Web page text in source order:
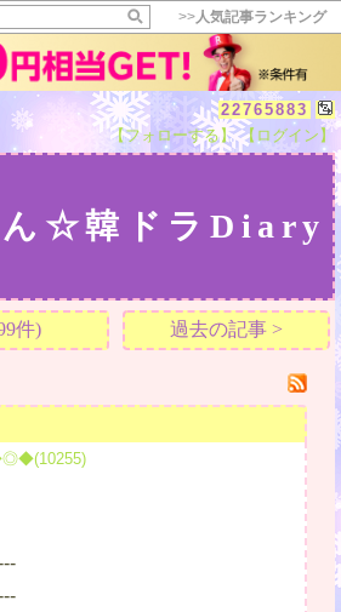
>>人気記事ランキング
22765883
【フォローする】 【ログイン】
ん☆韓ドラDiaryいいね!
件) 過去の記事 >